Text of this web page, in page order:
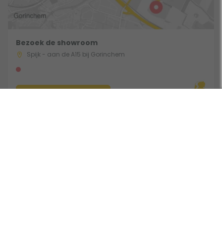
Bezoek de showroom
Spijk - aan de A15 bij Gorinchem